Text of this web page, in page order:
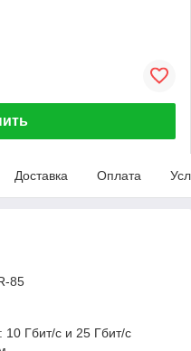
Доставка Оплата
85
Гбит/с и 25 Гбит/с